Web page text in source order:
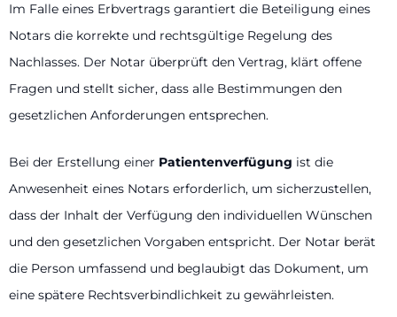
Im Falle eines Erbvertrags garantiert die Beteiligung eines
Notars die korrekte und rechtsgültige Regelung des
Nachlasses. Der Notar überprüft den Vertrag, klärt offene
Fragen und stellt sicher, dass alle Bestimmungen den
gesetzlichen Anforderungen entsprechen.
Bei der Erstellung einer Patientenverfügung ist die
Anwesenheit eines Notars erforderlich, um sicherzustellen,
dass der Inhalt der Verfügung den individuellen Wünschen
und den gesetzlichen Vorgaben entspricht. Der Notar berät
die Person umfassend und beglaubigt das Dokument, um
eine spätere Rechtsverbindlichkeit zu gewährleisten.